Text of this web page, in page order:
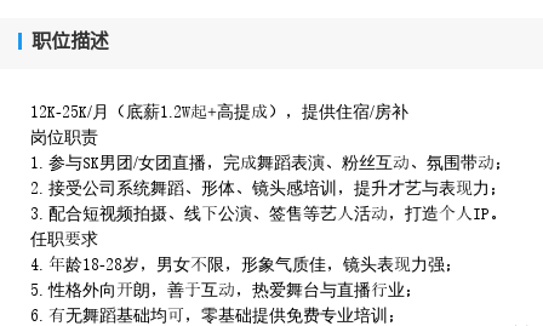
职位描述
-/月底薪.+高提提供住宿/房补
岗位职责
. 参与男团/女团直播完舞蹈表演粉丝互氛围带
. 接受公司系统舞蹈形体镜头感培训提升才艺与表力
. 配合短视频拍摄线公演签售等艺活打造
任职求
. 龄-岁男女限形象气质佳镜头表力强
. 性格外向朗善互热爱舞台与直播业
. 无舞蹈基础均零基础提供免费专业培训